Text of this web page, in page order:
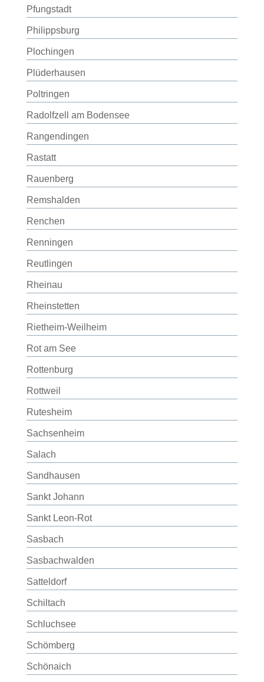
Pfungstadt
Philippsburg
Plochingen
Plüderhausen
Poltringen
Radolfzell am Bodensee
Rangendingen
Rastatt
Rauenberg
Remshalden
Renchen
Renningen
Reutlingen
Rheinau
Rheinstetten
Rietheim-Weilheim
Rot am See
Rottenburg
Rottweil
Rutesheim
Sachsenheim
Salach
Sandhausen
Sankt Johann
Sankt Leon-Rot
Sasbach
Sasbachwalden
Satteldorf
Schiltach
Schluchsee
Schömberg
Schönaich